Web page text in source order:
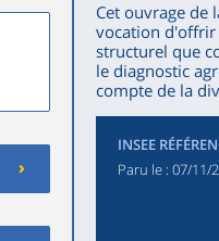
Cet ouvrage de
vocation d'offrir
structurel que
le diagnostic
compte de la
INSEE
Paru le : 07/11/